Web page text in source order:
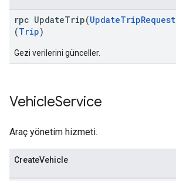
rpc UpdateTrip(UpdateTripRequest
(Trip)
Gezi verilerini günceller.
VehicleService
Araç yönetim hizmeti.
CreateVehicle